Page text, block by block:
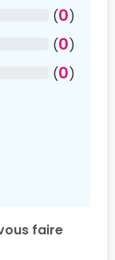
(0)
(0)
(0)
faire